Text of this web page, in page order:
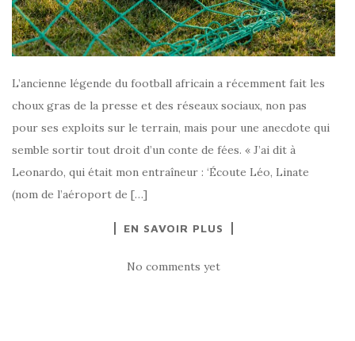
L’ancienne légende du football africain a récemment fait les
choux gras de la presse et des réseaux sociaux, non pas
pour ses exploits sur le terrain, mais pour une anecdote qui
semble sortir tout droit d’un conte de fées. « J’ai dit à
Leonardo, qui était mon entraîneur : ‘Écoute Léo, Linate
(nom de l’aéroport de […]
EN SAVOIR PLUS
No comments yet